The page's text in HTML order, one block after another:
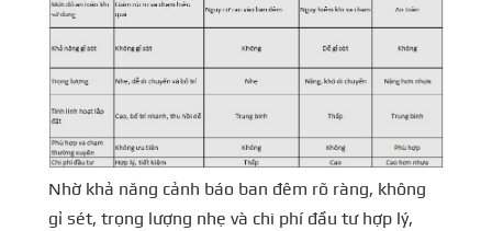
Nhờ khả năng cảnh báo ban đêm rõ ràng, không
gỉ sét, trọng lượng nhẹ và chi phí đầu tư hợp lý,